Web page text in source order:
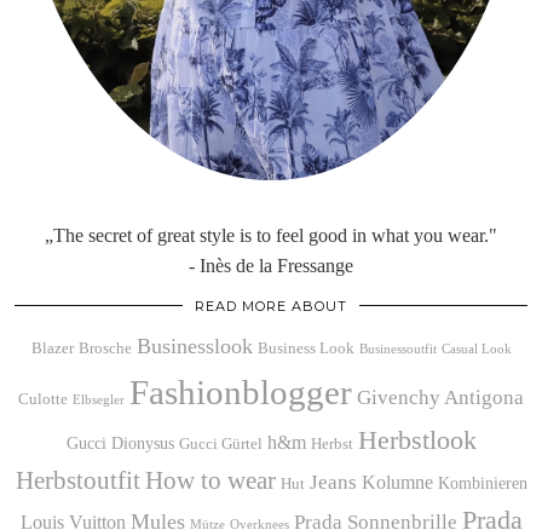
„The secret of great style is to feel good in what you wear."
- Inès de la Fressange
READ MORE ABOUT
Blazer Brosche Businesslook Business Look Businessoutfit Casual Look
Culotte Elbsegler Fashionblogger Givenchy Antigona
Gucci Dionysus Gucci Gürtel h&m Herbst Herbstlook
Herbstoutfit How to wear Hut Jeans Kolumne Kombinieren
Louis Vuitton Mules Mütze Overknees Prada Sonnenbrille Prada